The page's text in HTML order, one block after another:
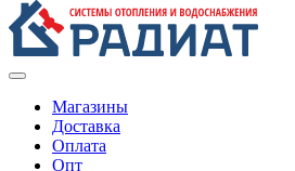
Магазины
Доставка
Оплата
Опт